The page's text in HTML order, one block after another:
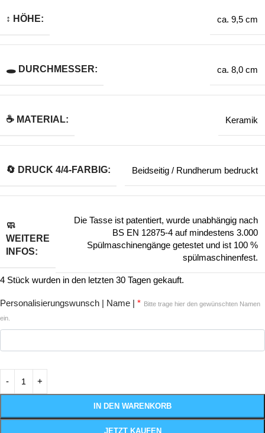
↕️ HÖHE: ca. 9,5 cm
🕳️ DURCHMESSER: ca. 8,0 cm
☕ MATERIAL: Keramik
🔄️ DRUCK 4/4-FARBIG: Beidseitig / Rundherum bedruckt
🧼
WEITERE
INFOS:
Die Tasse ist patentiert, wurde unabhängig nach
BS EN 12875-4 auf mindestens 3.000
Spülmaschinengänge getestet und ist 100 %
spülmaschinenfest.
4 Stück wurden in den letzten 30 Tagen gekauft.
Personalisierungswunsch | Name | * Bitte trage hier den gewünschten Namen
ein.
IN DEN WARENKORB
JETZT KAUFEN